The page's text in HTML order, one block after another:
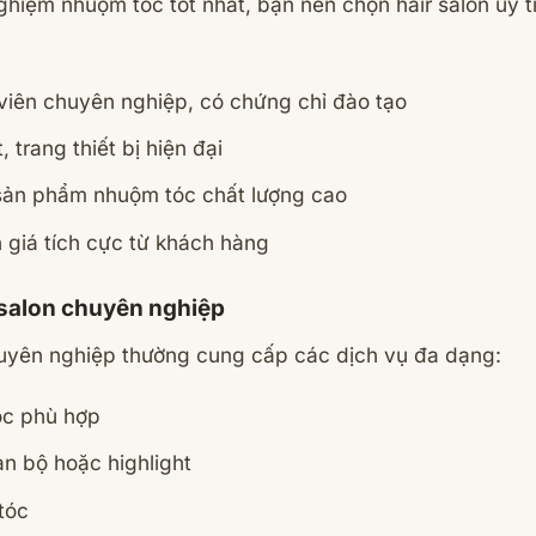
chuyên nghiệp, có chứng chỉ đào tạo
trang thiết bị hiện đại
phẩm nhuộm tóc chất lượng cao
giá tích cực từ khách hàng
chuyên nghiệp
nghiệp thường cung cấp các dịch vụ đa dạng:
phù hợp
bộ hoặc highlight